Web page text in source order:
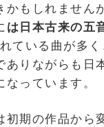
かもしれません
は日本古来の五
ている曲が多
ありながらも日
なっています。
初期の作品から